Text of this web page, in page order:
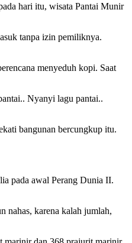
hari itu, wisata Pantai Munir
tanpa izin pemiliknya.
menyeduh kopi. Saat
Nyanyi lagu pantai..
bangunan bercungkup itu.
pada awal Perang Dunia II.
nahas, karena kalah jumlah,